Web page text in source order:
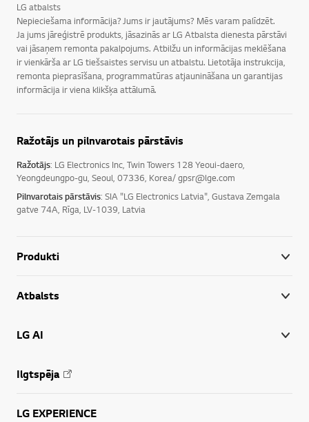
LG atbalsts
Nepieciešama informācija? Jums ir jautājums? Mēs varam palīdzēt.
Ja jums jāreģistrē produkts, jāsazinās ar LG Atbalsta dienesta pārstāvi
vai jāsaņem remonta pakalpojums. Atbilžu un informācijas meklēšana
ir vienkārša ar LG tiešsaistes servisu un atbalstu. Lietotāja instrukcija,
remonta pieprasīšana, programmatūras atjaunināšana un garantijas
informācija ir viena klikšķa attālumā.
Ražotājs un pilnvarotais pārstāvis
Ražotājs: LG Electronics Inc, Twin Towers 128 Yeoui-daero,
Yeongdeungpo-gu, Seoul, 07336, Korea/ gpsr@lge.com
Pilnvarotais pārstāvis: SIA "LG Electronics Latvia", Gustava Zemgala
gatve 74A, Rīga, LV-1039, Latvia
Produkti
Atbalsts
LG AI
Ilgtspēja
LG EXPERIENCE